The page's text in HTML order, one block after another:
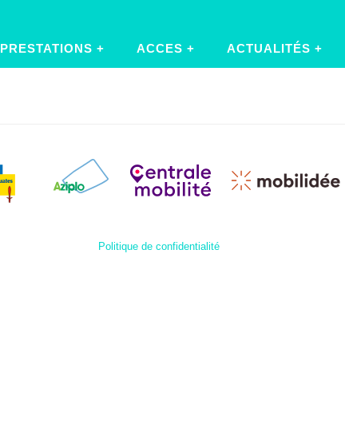
PRESTATIONS ACCES ACTUALITÉS
Politique de confidentialité